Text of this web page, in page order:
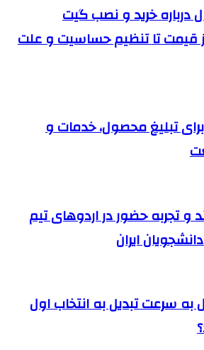
درباره خرید و نصب گیت
قیمت تا تنظیم حساسیت و علت
تبلیغ محصول، خدمات و
و تجربه حضور در اردوهای تیم
ایران
به ‌سرعت تبدیل به انتخاب اول